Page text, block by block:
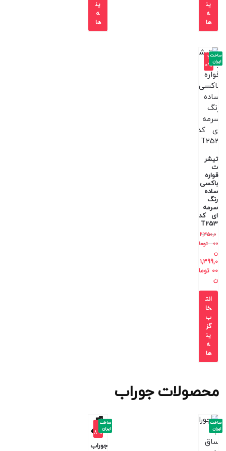
ین
ه
ها
ین
ه
ها
-4
0%
تیشر
ت
قواره
باکسی
ساده
رنگ
سرمه
ای کد
T253
2,350,0
00
توما
ن
1,399,0
00 توما
ن
ساخت
ایران
انت
خا
ب
گز
ین
ه
ها
محصولات جوراب
ساخت
ایران
-1
8%
جوراب
ساخت
ایران